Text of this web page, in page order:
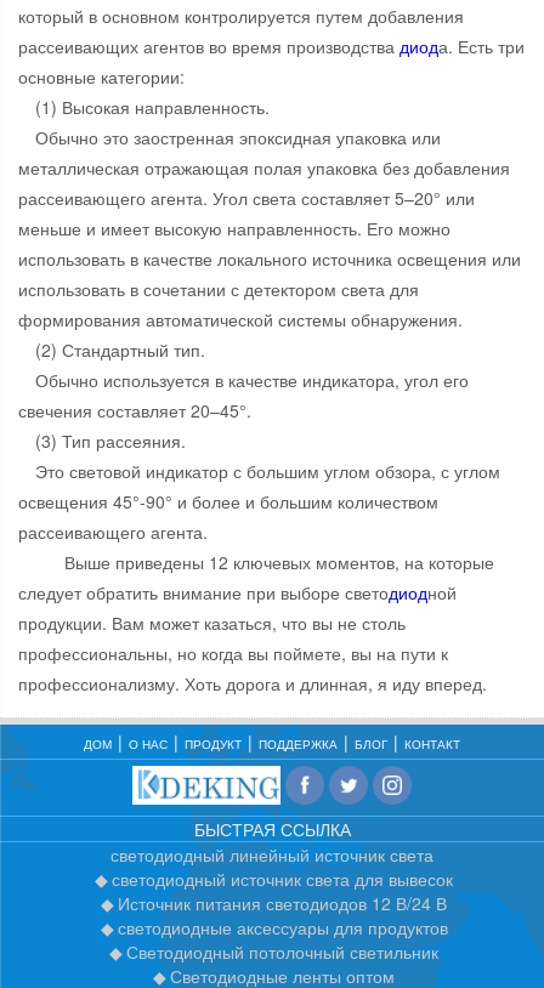
который в основном контролируется путем добавления
рассеивающих агентов во время производства диода. Есть три
основные категории:
(1) Высокая направленность.
Обычно это заостренная эпоксидная упаковка или
металлическая отражающая полая упаковка без добавления
рассеивающего агента. Угол света составляет 5–20° или
меньше и имеет высокую направленность. Его можно
использовать в качестве локального источника освещения или
использовать в сочетании с детектором света для
формирования автоматической системы обнаружения.
(2) Стандартный тип.
Обычно используется в качестве индикатора, угол его
свечения составляет 20–45°.
(3) Тип рассеяния.
Это световой индикатор с большим углом обзора, с углом
освещения 45°-90° и более и большим количеством
рассеивающего агента.
Выше приведены 12 ключевых моментов, на которые
следует обратить внимание при выборе светодиодной
продукции. Вам может казаться, что вы не столь
профессиональны, но когда вы поймете, вы на пути к
профессионализму. Хоть дорога и длинная, я иду вперед.
ДОМ О НАС ПРОДУКТ ПОДДЕРЖКА БЛОГ КОНТАКТ
БЫСТРАЯ ССЫЛКА
светодиодный линейный источник света
светодиодный источник света для вывесок
Источник питания светодиодов 12 В/24 В
светодиодные аксессуары для продуктов
Светодиодный потолочный светильник
Светодиодные ленты оптом